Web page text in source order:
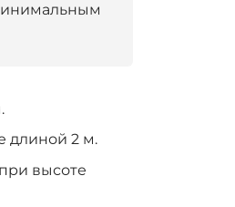
длиной 2 м.
высоте